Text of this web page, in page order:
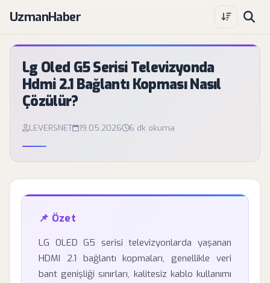
UzmanHaber
Lg Oled G5 Serisi Televizyonda
Hdmi 2.1 Bağlantı Kopması Nasıl
Çözülür?
LEVERSNET 19.05.2026 6 dk okuma
📌 Özet
LG OLED G5 serisi televizyonlarda yaşanan
HDMI 2.1 bağlantı kopmaları, genellikle veri
bant genişliği sınırları, kalitesiz kablo kullanımı